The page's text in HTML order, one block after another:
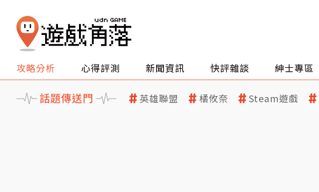
攻略分析 心得評測 新聞資訊 快評雜談 紳士專區
話題傳送門 英雄聯盟 橘攸奈 Steam遊戲